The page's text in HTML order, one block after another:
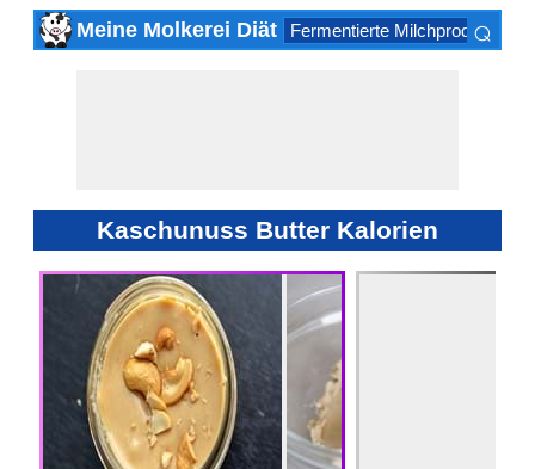
Meine Molkerei Diät Fermentierte Milchprodukte
⌕
Kaschunuss Butter Kalorien